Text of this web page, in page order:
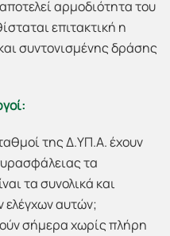
αρμοδιότητα του
επιτακτική η
συντονισμένης δράσης
της Δ.ΥΠ.Α. έχουν
τα
τα συνολικά και
ελέγχων αυτών;
σήμερα χωρίς πλήρη